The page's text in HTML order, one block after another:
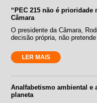
“PEC 215 não é
Câmara
O presidente da Câmara,
decisão própria, não
LER MAIS
Analfabetismo ambiental e
planeta